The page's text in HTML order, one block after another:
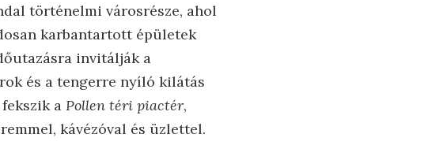
történelmi városrésze, ahol
karbantartott épületek
invitálják a
és a tengerre nyíló kilátás
a Pollen téri piactér,
kávézóval és üzlettel.